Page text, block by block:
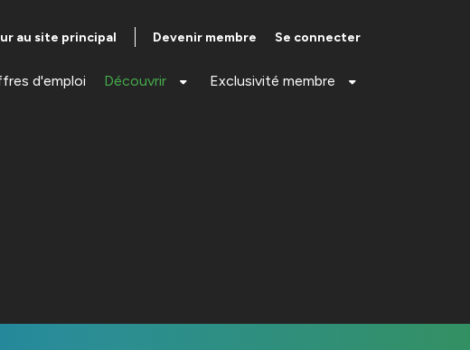
au site principal Devenir membre Se connecter
d'emploi Découvrir Exclusivité membre